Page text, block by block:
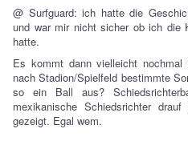
@ Surfguard: ich hatte die
und war mir nicht sicher ob ich die
hatte.
Es kommt dann vielleicht
nach Stadion/Spielfeld bestimmte
so ein Ball aus?
mexikanische Schiedsrichter
gezeigt. Egal wem.